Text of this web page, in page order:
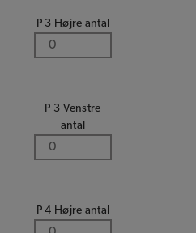
P 3 Højre antal
P 3 Venstre
antal
P 4 Højre antal